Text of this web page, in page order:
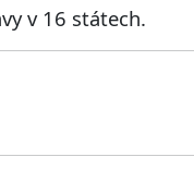
v 16 státech.